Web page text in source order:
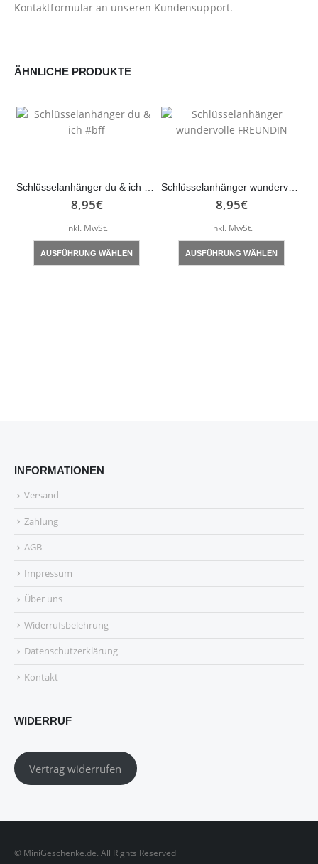
Kontaktformular an unseren Kundensupport.
ÄHNLICHE PRODUKTE
8,95€
inkl. MwSt.
AUSFÜHRUNG WÄHLEN
Dieses Produkt weist mehrere Varianten auf. Die Optionen können auf der Produktseite gewählt werden
8,95€
inkl. MwSt.
AUSFÜHRUNG WÄHLEN
Dieses Produkt weist mehrere Varianten auf. Die Optionen können auf der Produktseite gewählt werden
INFORMATIONEN
Versand
Zahlung
AGB
Impressum
Über uns
Widerrufsbelehrung
Datenschutzerklärung
Kontakt
WIDERRUF
Vertrag widerrufen
© MiniGeschenke.de. All Rights Reserved